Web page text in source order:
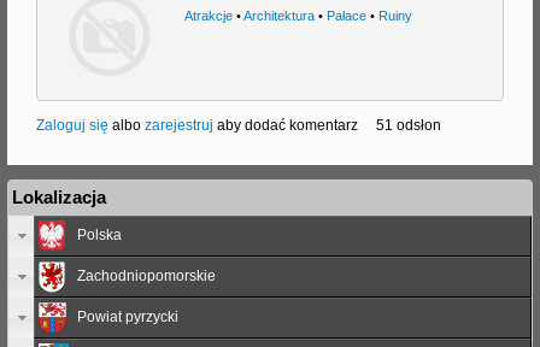
Atrakcje•Architektura• Pałace• Ruiny
Zaloguj się albo zarejestruj aby dodać komentarz 51 odsłon
Lokalizacja
Polska
Zachodniopomorskie
Powiat pyrzycki